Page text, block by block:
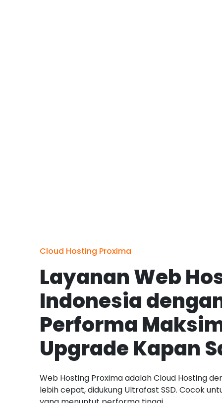
Cloud Hosting Proxima
Layanan Web
Indonesia
Performa
Upgrade Kapan
Web Hosting Proxima adalah Cloud Hosting
lebih cepat, didukung Ultrafast SSD. Cocok